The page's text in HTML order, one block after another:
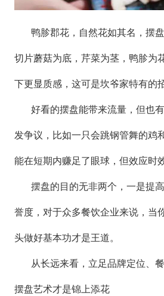
鸭胗郡花，自然花如其名，摆
切片蘑菇为底，芹菜为茎，鸭胗为
下更显质感，这可是坎爷家特有的
好看的摆盘能带来流量，但也
发争议，比如一只会跳钢管舞的鸡
能在短期内赚足了眼球，但效应时
摆盘的目的无非两个，一是提
誉度，对于众多餐饮企业来说，当
头做好基本功才是王道。
从长远来看，立足品牌定位、
摆盘艺术才是锦上添花